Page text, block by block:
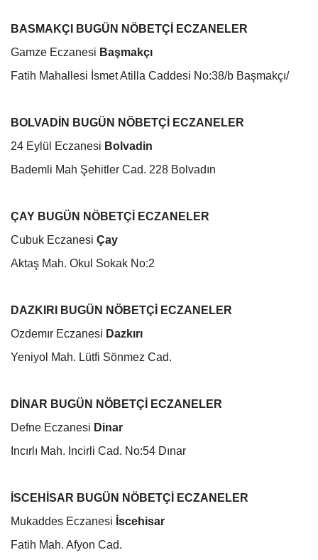
BASMAKÇI BUGÜN NÖBETÇİ ECZANELER
Gamze Eczanesi Başmakçı
Fatih Mahallesi İsmet Atilla Caddesi No:38/b Başmakçı/
BOLVADİN BUGÜN NÖBETÇİ ECZANELER
24 Eylül Eczanesi Bolvadin
Bademli Mah Şehitler Cad. 228 Bolvadın
ÇAY BUGÜN NÖBETÇİ ECZANELER
Cubuk Eczanesi Çay
Aktaş Mah. Okul Sokak No:2
DAZKIRI BUGÜN NÖBETÇİ ECZANELER
Ozdemır Eczanesi Dazkırı
Yeniyol Mah. Lütfi Sönmez Cad.
DİNAR BUGÜN NÖBETÇİ ECZANELER
Defne Eczanesi Dinar
Incırlı Mah. Incirli Cad. No:54 Dınar
İSCEHİSAR BUGÜN NÖBETÇİ ECZANELER
Mukaddes Eczanesi İscehisar
Fatih Mah. Afyon Cad.